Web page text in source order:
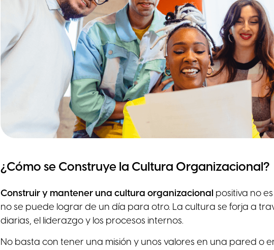
¿Cómo se Construye la Cultura Organizacional?
Construir y mantener una cultura organizacional positiva no
no se puede lograr de un día para otro. La cultura se forja a
diarias, el liderazgo y los procesos internos.
No basta con tener una misión y unos valores en una pared o